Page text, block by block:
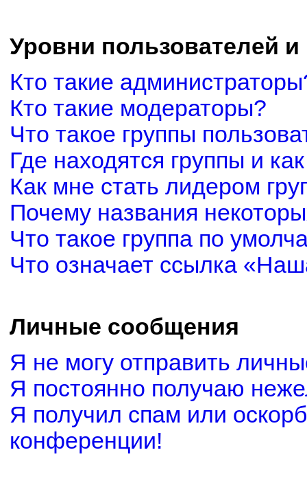
Уровни пользователей
Кто такие
Кто такие модераторы?
Что такое группы
Где находятся группы и
Как мне стать лидером
Почему названия
Что такое группа по
Что означает ссылка
Личные сообщения
Я не могу отправить
Я постоянно получаю
Я получил спам или
конференции!